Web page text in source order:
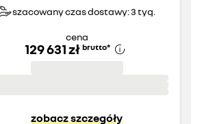
szacowany czas dostawy: 3 tyg.
cena
129 631 zł brutto*
zobacz szczegóły